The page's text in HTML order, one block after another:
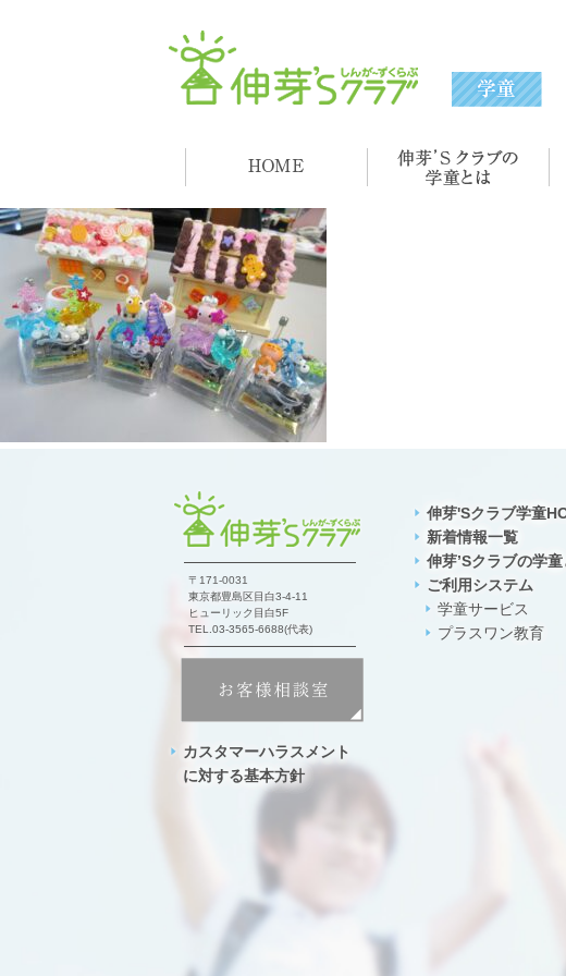
〒171-0031
東京都豊島区目白3-4-11
ヒューリック目白5F
TEL.03-3565-6688(代表)
カスタマーハラスメント
に対する基本方針
伸芽'Sクラブ学童
新着情報一覧
伸芽’Sクラブの学
ご利用システム
学童サービス
プラスワン教育